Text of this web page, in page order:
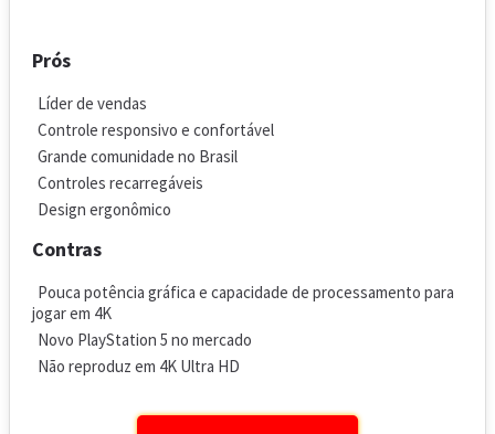
Prós
Líder de vendas
Controle responsivo e confortável
Grande comunidade no Brasil
Controles recarregáveis
Design ergonômico
Contras
Pouca potência gráfica e capacidade de processamento para
jogar em 4K
Novo PlayStation 5 no mercado
Não reproduz em 4K Ultra HD